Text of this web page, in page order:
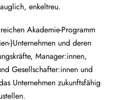
enkeltreu.
Akademie-Programm
)Unternehmen und deren
Manager:innen,
Gesellschafter:innen und
Unternehmen zukunftsfähig